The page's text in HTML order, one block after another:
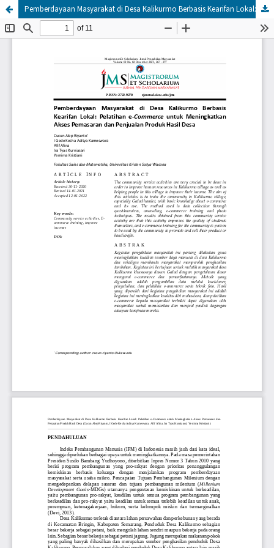
Pemberdayaan Masyarakat di Desa Kalikurmo Berbasis Kearifan Lokal: Pelatihan e-Commerce untuk Meningkatkan Akses Pemasaran dan Penjualan Produk Hasil Desa